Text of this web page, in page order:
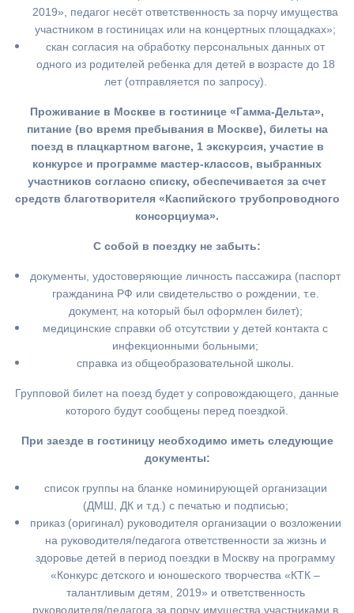
2019», педагог несёт ответственность за порчу имущества
участником в гостиницах или на концертных площадках»;
скан согласия на обработку персональных данных от
одного из родителей ребенка для детей в возрасте до 18
лет (отправляется по запросу).
Проживание в Москве в гостинице «Гамма-Дельта»,
питание (во время пребывания в Москве), билеты на
поезд в плацкартном вагоне, 1 экскурсия, участие в
конкурсе и программе мастер-классов, выбранных
участников согласно списку, обеспечивается за счет
средств благотворителя «Каспийского трубопроводного
консорциума».
С собой в поездку не забыть:
документы, удостоверяющие личность пассажира (паспорт
гражданина РФ или свидетельство о рождении, т.е.
документ, на который был оформлен билет);
медицинские справки об отсутствии у детей контакта с
инфекционными больными;
справка из общеобразовательной школы.
Групповой билет на поезд будет у сопровождающего, данные
которого будут сообщены перед поездкой.
При заезде в гостиницу необходимо иметь следующие
документы:
список группы на бланке номинирующей организации
(ДМШ, ДК и т.д.) с печатью и подписью;
приказ (оригинал) руководителя организации о возложении
на руководителя/педагога ответственности за жизнь и
здоровье детей в период поездки в Москву на программу
«Конкурс детского и юношеского творчества «КТК –
талантливым детям, 2019» и ответственность
руководителя/педагога за порчу имущества участниками в